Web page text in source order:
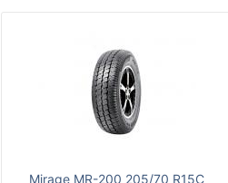
Mirage MR-200 205/70 R15C